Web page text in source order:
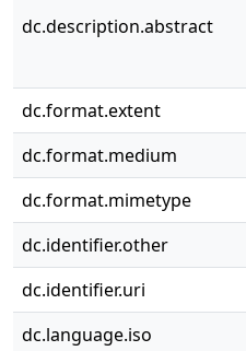
dc.description.abstract
dc.format.extent
dc.format.medium
dc.format.mimetype
dc.identifier.other
dc.identifier.uri
dc.language.iso